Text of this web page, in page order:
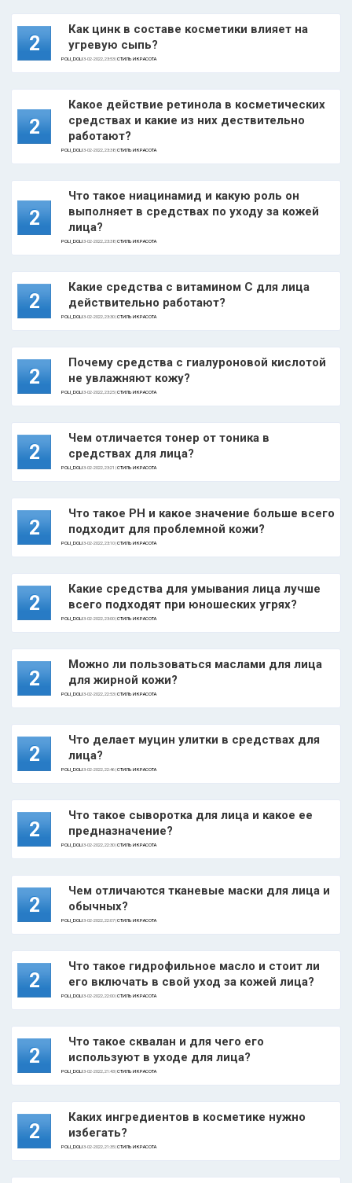
2
Как цинк в составе косметики влияет на
угревую сыпь?
POLI_DOLI3-02-2022, 23:53 |СТИЛЬ И КРАСОТА
2
Какое действие ретинола в косметических
средствах и какие из них дествительно
работают?
POLI_DOLI3-02-2022, 23:38 |СТИЛЬ И КРАСОТА
2
Что такое ниацинамид и какую роль он
выполняет в средствах по уходу за кожей
лица?
POLI_DOLI3-02-2022, 23:38 |СТИЛЬ И КРАСОТА
2
Какие средства с витамином С для лица
действительно работают?
POLI_DOLI3-02-2022, 23:30 |СТИЛЬ И КРАСОТА
2
Почему средства с гиалуроновой кислотой
не увлажняют кожу?
POLI_DOLI3-02-2022, 23:25 |СТИЛЬ И КРАСОТА
2
Чем отличается тонер от тоника в
средствах для лица?
POLI_DOLI3-02-2022, 23:21 |СТИЛЬ И КРАСОТА
2
Что такое РН и какое значение больше всего
подходит для проблемной кожи?
POLI_DOLI3-02-2022, 23:10 |СТИЛЬ И КРАСОТА
2
Какие средства для умывания лица лучше
всего подходят при юношеских угрях?
POLI_DOLI3-02-2022, 23:00 |СТИЛЬ И КРАСОТА
2
Можно ли пользоваться маслами для лица
для жирной кожи?
POLI_DOLI3-02-2022, 22:53 |СТИЛЬ И КРАСОТА
2
Что делает муцин улитки в средствах для
лица?
POLI_DOLI3-02-2022, 22:46 |СТИЛЬ И КРАСОТА
2
Что такое сыворотка для лица и какое ее
предназначение?
POLI_DOLI3-02-2022, 22:30 |СТИЛЬ И КРАСОТА
2
Чем отличаются тканевые маски для лица и
обычных?
POLI_DOLI3-02-2022, 22:07 |СТИЛЬ И КРАСОТА
2
Что такое гидрофильное масло и стоит ли
его включать в свой уход за кожей лица?
POLI_DOLI3-02-2022, 22:00 |СТИЛЬ И КРАСОТА
2
Что такое сквалан и для чего его
используют в уходе для лица?
POLI_DOLI3-02-2022, 21:43 |СТИЛЬ И КРАСОТА
2
Каких ингредиентов в косметике нужно
избегать?
POLI_DOLI3-02-2022, 21:35 |СТИЛЬ И КРАСОТА